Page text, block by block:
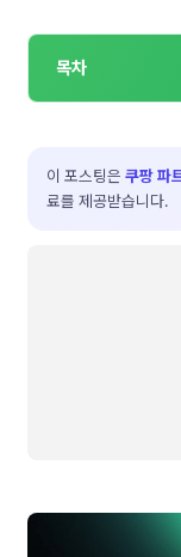
목차
이 포스팅은 쿠팡 파
료를 제공받습니다.